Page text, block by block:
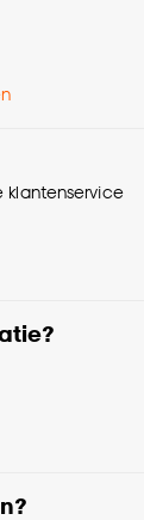
je deze
onze
19 CM